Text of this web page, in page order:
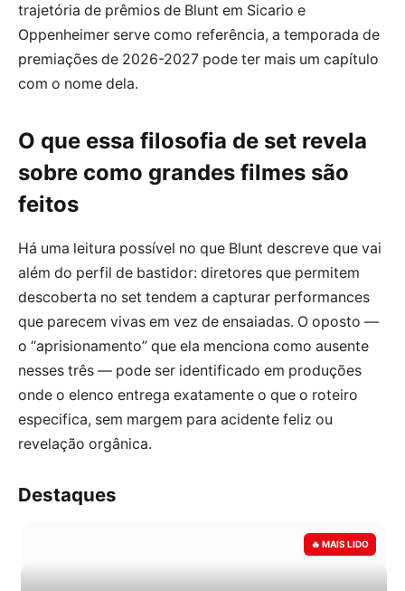
trajetória de prêmios de Blunt em Sicario e
Oppenheimer serve como referência, a temporada de
premiações de 2026-2027 pode ter mais um capítulo
com o nome dela.
O que essa filosofia de set revela
sobre como grandes filmes são
feitos
Há uma leitura possível no que Blunt descreve que vai
além do perfil de bastidor: diretores que permitem
descoberta no set tendem a capturar performances
que parecem vivas em vez de ensaiadas. O oposto —
o “aprisionamento” que ela menciona como ausente
nesses três — pode ser identificado em produções
onde o elenco entrega exatamente o que o roteiro
especifica, sem margem para acidente feliz ou
revelação orgânica.
Destaques